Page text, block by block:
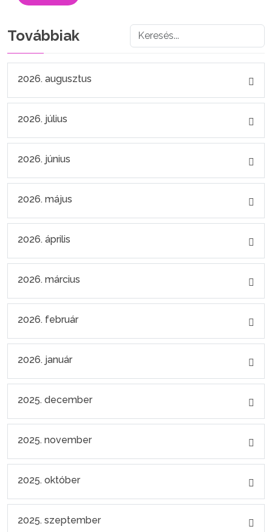
Továbbiak
2026. augusztus
2026. július
2026. június
2026. május
2026. április
2026. március
2026. február
2026. január
2025. december
2025. november
2025. október
2025. szeptember